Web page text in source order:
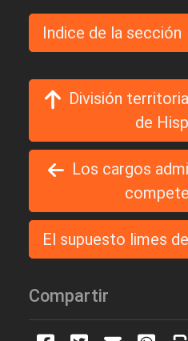
Indice de la sección
División
de
Los cargos
El supuesto limes
Compartir